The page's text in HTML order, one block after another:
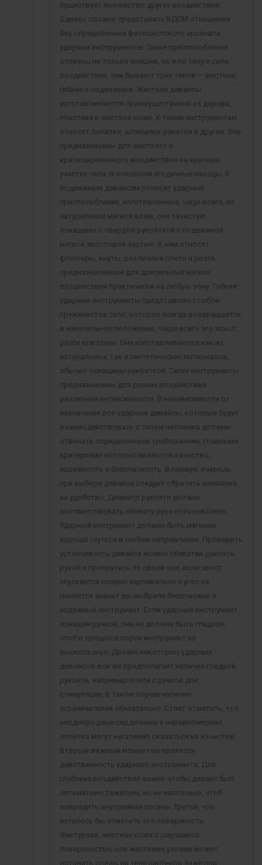
существует множество других воздействий.
Однако сложно представить БДСМ отношения
без определённых фетишистского арсенала
ударных инструментов. Такие приспособления
отличны не только внешне, но и по типу и силе
воздействий, они бывают трех типов – жёсткие,
гибкие и подвижные. Жесткие девайсы
изготавливаются преимущественно из дерева,
пластика и жёсткой кожи. К таким инструментам
относят лопатки, шлепалки-ракетки и другие. Они
предназначены для жесткого и
кратковременного воздействия на крупные
участки тела, в основном ягодичные мышцы. К
подвижным девайсам относят ударные
приспособления, изготовленные, чаще всего, из
натуральной мягкой кожи, они зачастую
оснащены с твердой рукояткой с подвижной
мягкой хвостовой частью. К ним относят
флоггеры, кнуты, различные плети и розги,
предназначенные для длительных мягких
воздействий практически на любую зону. Гибкие
ударные инструменты представляют собой
пружинистое тело, которое всегда возвращается
в изначальное положение. Чаще всего это хлыст,
розги или стеки. Они изготавливаются как из
натуральных, так и синтетических материалов,
обычно оснащены рукояткой. Такие инструменты
предназначены для резких воздействий
различной интенсивности. В независимости от
назначения все ударные девайсы, которые будут
взаимодействовать с телом человека должны
отвечать определенным требованиям, главными
критериями которых являются качество,
надежность и безопасность. В первую очередь,
при выборе девайса следует обратить внимания
на удобство. Диаметр рукояти должен
соответствовать обхвату руки пользователя.
Ударный инструмент должен быть мягкими
хорошо гнуться в любом направлении. Проверить
устойчивость девайса можно обхватив рукоять
рукой и прокрутить по своей оси, если хвост
спускается плавно вертикально и угол не
меняется значит вы выбрали безопасный и
надежный инструмент. Если ударный инструмент
оснащен ручкой, она не должна быть гладкой,
чтоб в процессе порки инструмент не
выскользнул. Дизайн некоторых ударных
девойсов все же предполагает наличие гладкой
рукояти, например плети с ручкой для
стимуляции, в таком случае наличие
ограничителей обязательно. Стоит отметить, что
неоднородные сердечники и неравномерная
оплётка могут негативно сказаться на качестве.
Вторым важным моментом является
действенность ударного инструмента. Для
глубоких воздействий важно чтобы девайс был
оптимально тяжелым, но не настолько, чтоб
повредить внутренние органы. Третье, что
хотелось бы отметить это поверхность.
Фактурная, жесткая кожа с шершавой
поверхностью или жесткими узлами может
оставить следы на теле партнера даже при